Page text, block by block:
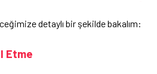
detaylı bir şekilde bakalım:
Etme